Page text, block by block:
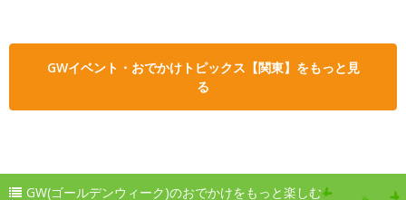
GWイベント・おでかけトピックス【関東】をもっと見
る
GW(ゴールデンウィーク)のおでかけをもっと楽しむ